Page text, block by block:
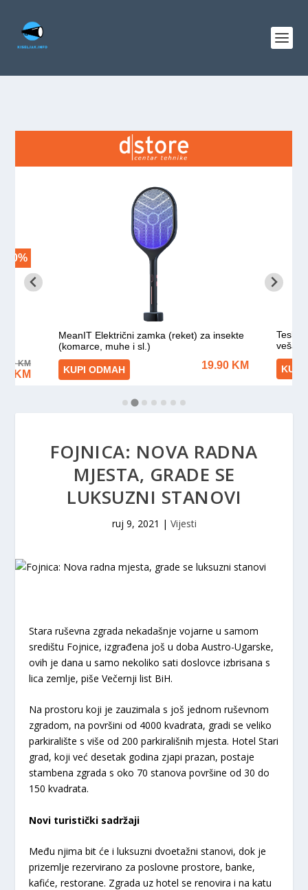
FOJNICA: NOVA RADNA
MJESTA, GRADE SE
LUKSUZNI STANOVI
ruj 9, 2021 | Vijesti
Stara ruševna zgrada nekadašnje vojarne u samom
središtu Fojnice, izgrađena još u doba Austro-Ugarske,
ovih je dana u samo nekoliko sati doslovce izbrisana s
lica zemlje, piše Večernji list BiH.
Na prostoru koji je zauzimala s još jednom ruševnom
zgradom, na površini od 4000 kvadrata, gradi se veliko
parkiralište s više od 200 parkirališnih mjesta. Hotel Stari
grad, koji već desetak godina zjapi prazan, postaje
stambena zgrada s oko 70 stanova površine od 30 do
150 kvadrata.
Novi turistički sadržaji
Među njima bit će i luksuzni dvoetažni stanovi, dok je
prizemlje rezervirano za poslovne prostore, banke,
kafiće, restorane. Zgrada uz hotel se renovira i na katu